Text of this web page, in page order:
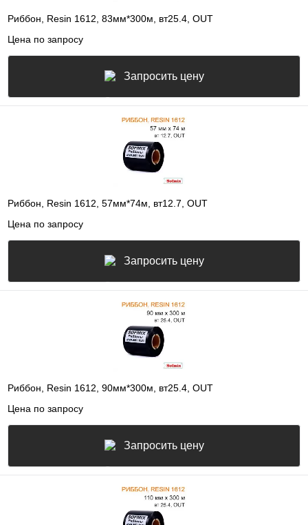
Риббон, Resin 1612, 83мм*300м, вт25.4, OUT
Цена по запросу
Запросить цену
Риббон, Resin 1612, 57мм*74м, вт12.7, OUT
Цена по запросу
Запросить цену
Риббон, Resin 1612, 90мм*300м, вт25.4, OUT
Цена по запросу
Запросить цену